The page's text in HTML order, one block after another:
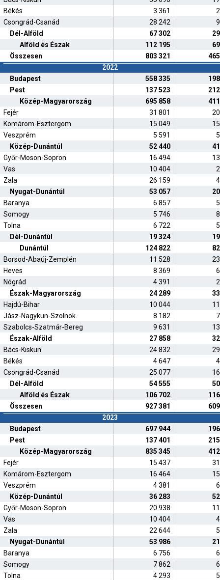
Békés
3 361
Csongrád-Csanád
28 242
Dél-Alföld
67 302
Alföld és Észak
112 195
Összesen
803 321
2022
Budapest
558 335
Pest
137 523
Közép-Magyarország
695 858
Fejér
31 801
Komárom-Esztergom
15 049
Veszprém
5 591
Közép-Dunántúl
52 440
Győr-Moson-Sopron
16 494
Vas
10 404
Zala
26 159
Nyugat-Dunántúl
53 057
Baranya
6 857
Somogy
5 746
Tolna
6 722
Dél-Dunántúl
19 324
Dunántúl
124 822
Borsod-Abaúj-Zemplén
11 528
Heves
8 369
Nógrád
4 391
Észak-Magyarország
24 289
Hajdú-Bihar
10 044
Jász-Nagykun-Szolnok
8 182
Szabolcs-Szatmár-Bereg
9 631
Észak-Alföld
27 858
Bács-Kiskun
24 832
Békés
4 647
Csongrád-Csanád
25 077
Dél-Alföld
54 555
Alföld és Észak
106 702
Összesen
927 381
2023
Budapest
697 944
Pest
137 401
Közép-Magyarország
835 345
Fejér
15 437
Komárom-Esztergom
16 464
Veszprém
4 381
Közép-Dunántúl
36 283
Győr-Moson-Sopron
20 938
Vas
10 404
Zala
22 644
Nyugat-Dunántúl
53 986
Baranya
6 756
Somogy
7 862
Tolna
4 293